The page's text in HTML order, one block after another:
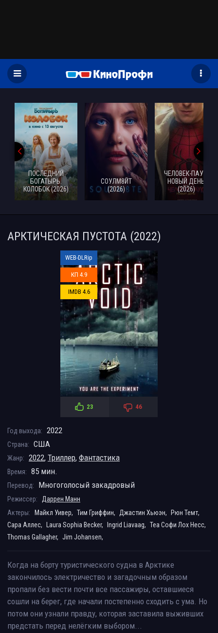
ПОСЛЕДНИЙ
БОГАТЫРЬ.
КОЛОБОК (2026)
СОУЛМ8ЙТ
(2026)
ЧЕЛОВЕК-ПАУК:
НОВЫЙ ДЕНЬ
(2026)
АРКТИЧЕСКАЯ ПУСТОТА (2022)
WEB-DLRip
КП 4.9
IMDB 4.6
23 46
Год выхода: 2022
Страна: США
Жанр: 2022, Триллер, Фантастика
Время: 85 мин.
Перевод: Многоголосый закадровый
Режиссер:
Даррен Манн
Актеры:
Майкл Уивер, Тим Гриффин, Джастин Хьюэн,
Рюн Темт,
Сара Аллес,
Laura Sophia Becker, Ingrid Liavaag, Теа Софи Лох Несс,
Thomas Gallagher, Jim Johansen,
Когда на борту туристического судна в Арктике
закончилось электричество и загадочным образом
пропали без вести почти все пассажиры, оставшиеся
сошли на берег, где начали постепенно сходить с ума. Но
потом они узнали правду, которая заставила выживших
предстать перед нелёгким выбором...